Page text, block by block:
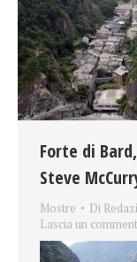
Forte di
Steve
Mostre Di
Lascia un